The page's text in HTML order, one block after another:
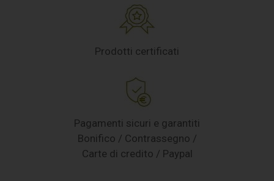
Prodotti certificati
Pagamenti sicuri e garantiti
Bonifico / Contrassegno /
Carte di credito / Paypal